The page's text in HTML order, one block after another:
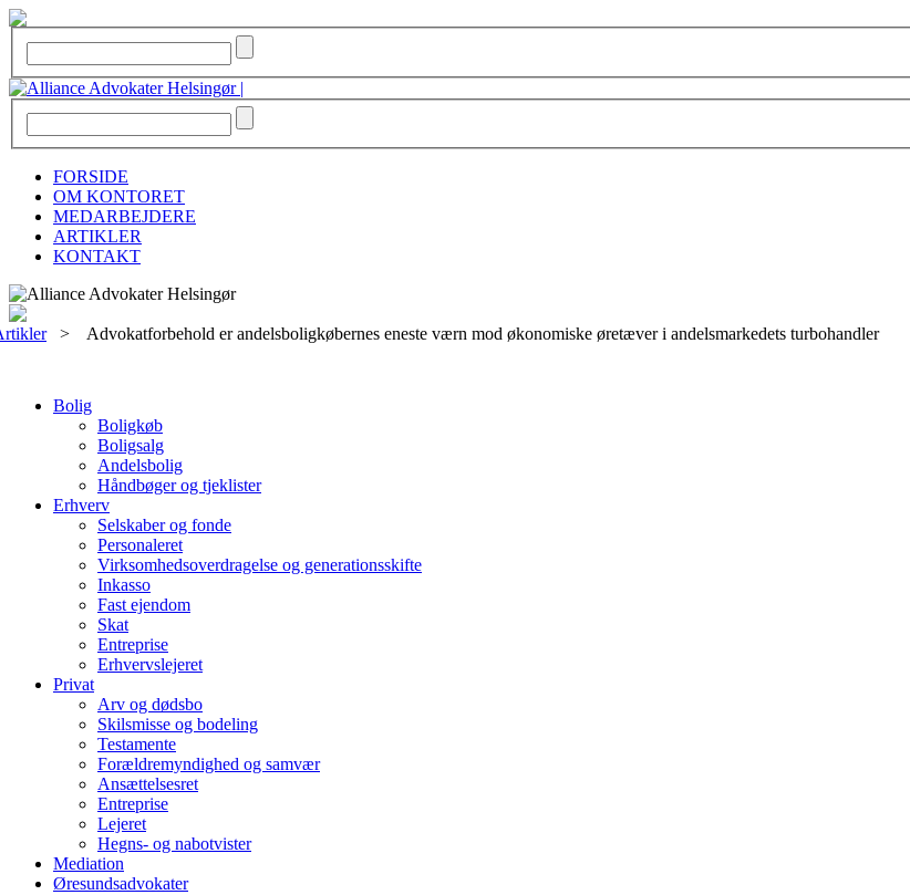
FORSIDE
OM KONTORET
MEDARBEJDERE
ARTIKLER
KONTAKT
> Advokatforbehold er andelsboligkøbernes eneste værn mod økonomiske øretæver i andelsmarkedets turbohandler
Bolig
Boligkøb
Boligsalg
Andelsbolig
Håndbøger og tjeklister
Erhverv
Selskaber og fonde
Personaleret
Virksomhedsoverdragelse og generationsskifte
Inkasso
Fast ejendom
Skat
Entreprise
Erhvervslejeret
Privat
Arv og dødsbo
Skilsmisse og bodeling
Testamente
Forældremyndighed og samvær
Ansættelsesret
Entreprise
Lejeret
Hegns- og nabotvister
Mediation
Øresundsadvokater